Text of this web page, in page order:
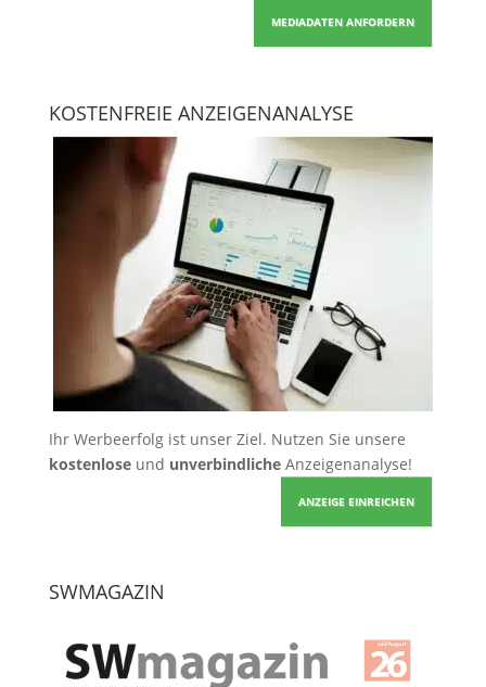
MEDIADATEN ANFORDERN
KOSTENFREIE ANZEIGENANALYSE
Ihr Werbeerfolg ist unser Ziel. Nutzen Sie unsere
kostenloseund unverbindlicheAnzeigenanalyse!
ANZEIGE EINREICHEN
SWMAGAZIN